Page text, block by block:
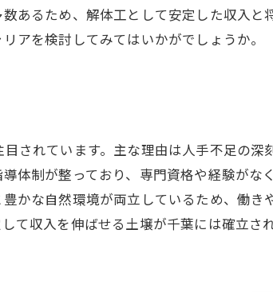
あるため、解体工として安定した収入と
アを検討してみてはいかがでしょうか。
されています。主な理由は人手不足の深
体制が整っており、専門資格や経験がな
かな自然環境が両立しているため、働き
て収入を伸ばせる土壌が千葉には確立さ